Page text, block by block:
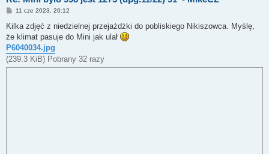
P
s
11 cze 2023, 20:12
Kilka zdjęć z niedzielnej przejażdżki do pobliskiego Nikiszowca. Myślę,
że klimat pasuje do Mini jak ulał
P6040034.jpg
(239.3 KiB) Pobrany 32 razy